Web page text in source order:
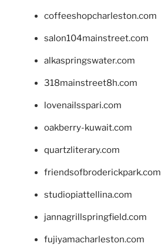
coffeeshopcharleston.com
salon104mainstreet.com
alkaspringswater.com
318mainstreet8h.com
lovenailsspari.com
oakberry-kuwait.com
quartzliterary.com
friendsofbroderickpark.com
studiopiattellina.com
jannagrillspringfield.com
fujiyamacharleston.com